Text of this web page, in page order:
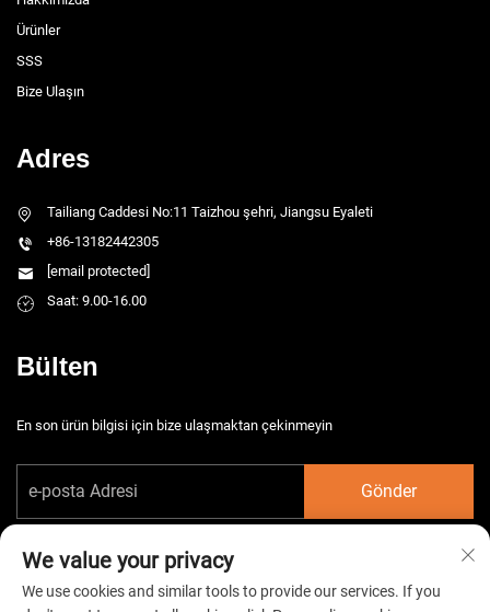
Ürünler
SSS
Bize Ulaşın
Adres
Tailiang Caddesi No:11 Taizhou şehri, Jiangsu Eyaleti
+86-13182442305
[email protected]
Saat: 9.00-16.00
Bülten
En son ürün bilgisi için bize ulaşmaktan çekinmeyin
Gönder
We value your privacy
We use cookies and similar tools to provide our services. If you